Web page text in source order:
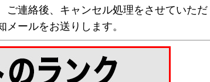
連絡後、キャンセル処理をさせていただ
ールをお送りします。